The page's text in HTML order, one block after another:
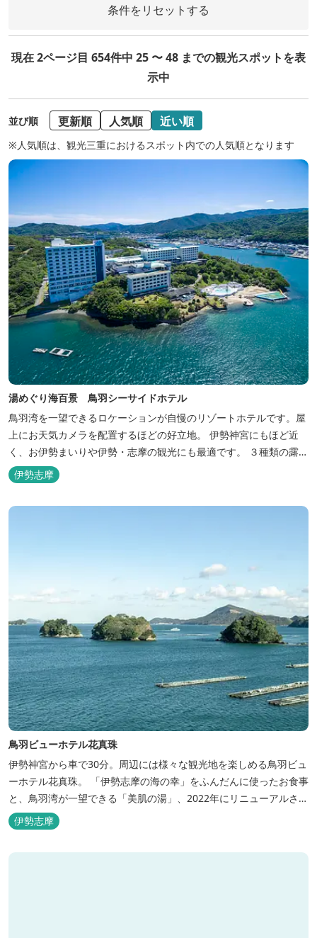
条件をリセットする
現在 2ページ目 654件中 25 〜 48 までの観光スポットを表
示中
並び順 更新順 人気順 近い順
※人気順は、観光三重におけるスポット内での人気順となります
湯めぐり海百景 鳥羽シーサイドホテル
鳥羽湾を一望できるロケーションが自慢のリゾートホテルです。屋
上にお天気カメラを配置するほどの好立地。 伊勢神宮にもほど近
く、お伊勢まいりや伊勢・志摩の観光にも最適です。 ３種類の露天
風呂を備えた「風見の湯」をはじめ、趣の異なる３ヶ所の大浴場で
は、館内で湯めぐりが楽しめます。 また、露天風呂付客室や貸切家
族風呂（有料）、足湯に湯上がり処などもございますので、湯浴み
伊勢志摩
鳥羽ビューホテル花真珠
伊勢神宮から車で30分。周辺には様々な観光地を楽しめる鳥羽ビュ
ーホテル花真珠。 「伊勢志摩の海の幸」をふんだんに使ったお食事
と、鳥羽湾が一望できる「美肌の湯」、2022年にリニューアルされ
た客室で、五感から体と心を癒やします。 【お部屋】 近年リニュ
ーアルした過ごしやすいお部屋で、親子3世代で楽しめるお部屋に
なっております。 全室オーシャンビューで雄大な鳥羽湾を一望で
伊勢志摩